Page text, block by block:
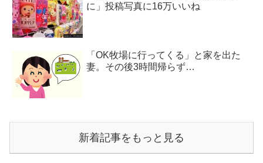
に」投稿写真に16万いいね
「OK牧場に行ってくる」と家を出た
妻。その後3時間帰らず…
新着記事をもっと見る